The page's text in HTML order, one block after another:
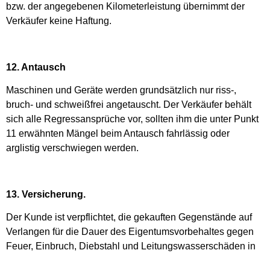
bzw. der angegebenen Kilometerleistung übernimmt der
Verkäufer keine Haftung.
12. Antausch
Maschinen und Geräte werden grundsätzlich nur riss-,
bruch- und schweißfrei angetauscht. Der Verkäufer behält
sich alle Regressansprüche vor, sollten ihm die unter Punkt
11 erwähnten Mängel beim Antausch fahrlässig oder
arglistig verschwiegen werden.
13. Versicherung.
Der Kunde ist verpflichtet, die gekauften Gegenstände auf
Verlangen für die Dauer des Eigentumsvorbehaltes gegen
Feuer, Einbruch, Diebstahl und Leitungswasserschäden in